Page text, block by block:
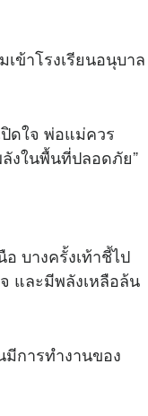
ข้าโรงเรียนอนุบาล
ปิดใจ พ่อแม่ควร
ลังในพื้นที่ปลอดภัย”
บางครั้งเท้าชี้ไป
และมีพลังเหลือล้น
การทำงานของ